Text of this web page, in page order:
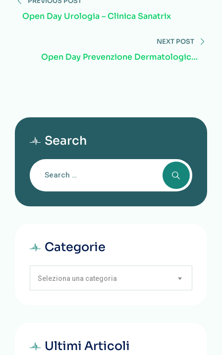
Open Day Urologia – Clinica Sanatrix
NEXT POST
Open Day Prevenzione Dermatologica-
Search
Categorie
Seleziona una categoria
Ultimi Articoli